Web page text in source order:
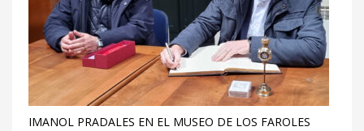
IMANOL PRADALES EN EL MUSEO DE LOS FAROLES